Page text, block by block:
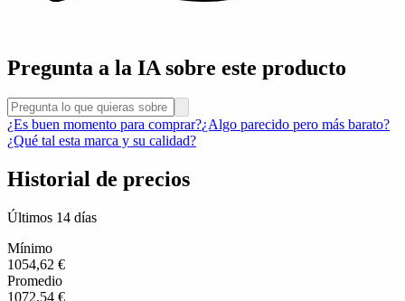
Pregunta a la IA sobre este producto
¿Es buen momento para comprar?¿Algo parecido pero más barato?
¿Qué tal esta marca y su calidad?
Historial de precios
Últimos 14 días
Mínimo
1054,62 €
Promedio
1072,54 €